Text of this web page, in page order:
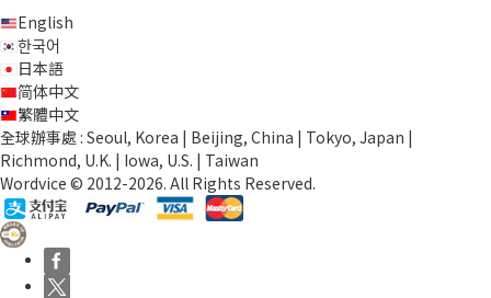
English
한국어
日本語
简体中文
繁體中文
全球辦事處 : Seoul, Korea | Beijing, China | Tokyo, Japan |
Richmond, U.K. | Iowa, U.S. | Taiwan
Wordvice © 2012-2026. All Rights Reserved.